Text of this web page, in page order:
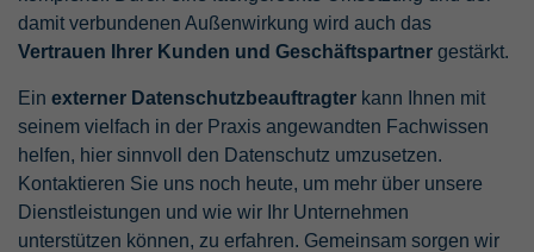
damit verbundenen Außenwirkung wird auch das
Vertrauen Ihrer Kunden und Geschäftspartner gestärkt.
Ein externer Datenschutzbeauftragter kann Ihnen mit
seinem vielfach in der Praxis angewandten Fachwissen
helfen, hier sinnvoll den Datenschutz umzusetzen.
Kontaktieren Sie uns noch heute, um mehr über unsere
Dienstleistungen und wie wir Ihr Unternehmen
unterstützen können, zu erfahren. Gemeinsam sorgen wir